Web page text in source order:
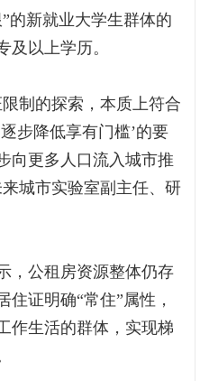
的新就业大学生群体的
及以上学历。
制的探索，本质上符合
步降低享有门槛’的要
向更多人口流入城市推
城市实验室副主任、研
，公租房资源整体仍存
证明确“常住”属性，
作生活的群体，实现梯